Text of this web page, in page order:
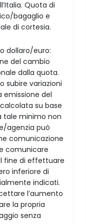
Quota di
bagaglio e
di cortesia.
dollaro/euro:
del cambio
dalla quota.
subire variazioni
del
su base
tale minimo non
agenzia può
comunicazione
comunicare
fine di effettuare
inferiore di
indicati.
l’aumento
la propria
senza